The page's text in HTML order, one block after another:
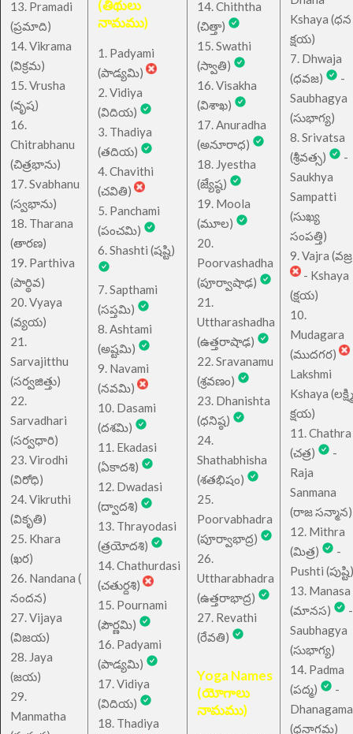
13. Pramadi
(ప్రమాది)
14. Vikrama
(విక్రమ)
15. Vrusha
(వృష)
16.
Chitrabhanu
(చిత్రభాను)
17. Svabhanu
(స్వభాను)
18. Tharana
(తారణ)
19. Parthiva
(పార్థివ)
20. Vyaya
(వ్యయ)
21.
Sarvajitthu
(సర్వజిత్తు)
22.
Sarvadhari
(సర్వధారి)
23. Virodhi
(విరోధి)
24. Vikruthi
(వికృతి)
25. Khara
(ఖర)
26. Nandana (
నందన)
27. Vijaya
(విజయ)
28. Jaya
(జయ)
29.
Manmatha
(తిథులు
నామము)
1. Padyami
(పాడ్యమి)
2. Vidiya
(విదియ)
3. Thadiya
(తదియ)
4. Chavithi
(చవితి)
5. Panchami
(పంచమి)
6. Shashti (షష్టి)
7. Sapthami
(సప్తమి)
8. Ashtami
(అష్టమి)
9. Navami
(నవమి)
10. Dasami
(దశమి)
11. Ekadasi
(ఏకాదశి)
12. Dwadasi
(ద్వాదశి)
13. Thrayodasi
(త్రయోదశి)
14. Chathurdasi
(చతుర్దశి)
15. Pournami
(పౌర్ణమి)
16. Padyami
(పాడ్యమి)
17. Vidiya
(విదియ)
18. Thadiya
14. Chiththa
(చిత్తా)
15. Swathi
(స్వాతి)
16. Visakha
(విశాఖ)
17. Anuradha
(అనూరాధ)
18. Jyestha
(జ్యేష్ఠ)
19. Moola
(మూల)
20.
Poorvashadha
(పూర్వాషాఢ)
21.
Uttharashadha
(ఉత్తరాషాఢ)
22. Sravanamu
(శ్రవణం)
23. Dhanishta
(ధనిష్ఠ)
24.
Shathabhisha
(శతభిషం)
25.
Poorvabhadra
(పూర్వాభాద్ర)
26.
Uttharabhadra
(ఉత్తరాభాద్ర)
27. Revathi
(రేవతి)
Yoga Names
(యోగాలు
నామము)
Kshaya (ధన
క్షయ)
7. Dhwaja
(ధవజ)
-
Saubhagya
(సుభాగ్య)
8. Srivatsa
(శ్రీవత్స)
-
Saukhya
Sampatti
(సుఖ్య
సంపత్తి)
9. Vajra
- Kshaya
(క్షయ)
10.
Mudagara
(ముదగర)
Lakshmi
Kshaya (లక్ష్మి
క్షయ)
11. Chathra
(చత్ర)
-
Raja
Sanmana
(రాజ సన్మాన)
12. Mithra
(మిత్ర)
-
Pushti (పుష్టి)
13. Manasa
(మానస)
-
Saubhagya
(సుభాగ్య)
14. Padma
(పద్మ)
-
Dhanagama
(ధనాగమ)